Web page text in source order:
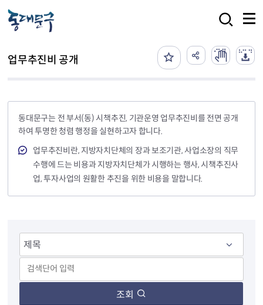
업무추진비 공개
동대문구는 전 부서(동) 시책추진, 기관운영 업무추진비를 전면 공개
하여 투명한 청렴 행정을 실현하고자 합니다.
업무추진비란, 지방자치단체의 장과 보조기관, 사업소장의 직무
수행에 드는 비용과 지방자치단체가 시행하는 행사, 시책추진사
업, 투자사업의 원활한 추진을 위한 비용을 말합니다.
조회